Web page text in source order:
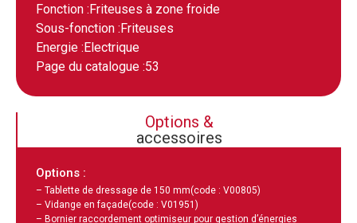
Fonction :Friteuses à zone froide
Sous-fonction :Friteuses
Energie :Electrique
Page du catalogue :53
Options &
accessoires
Options :
– Tablette de dressage de 150 mm(code : V00805)
– Vidange en façade(code : V01951)
– Bornier raccordement optimiseur pour gestion d’énergies